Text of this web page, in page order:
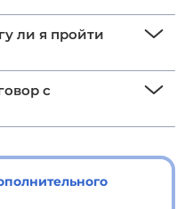
ли я пройти
с